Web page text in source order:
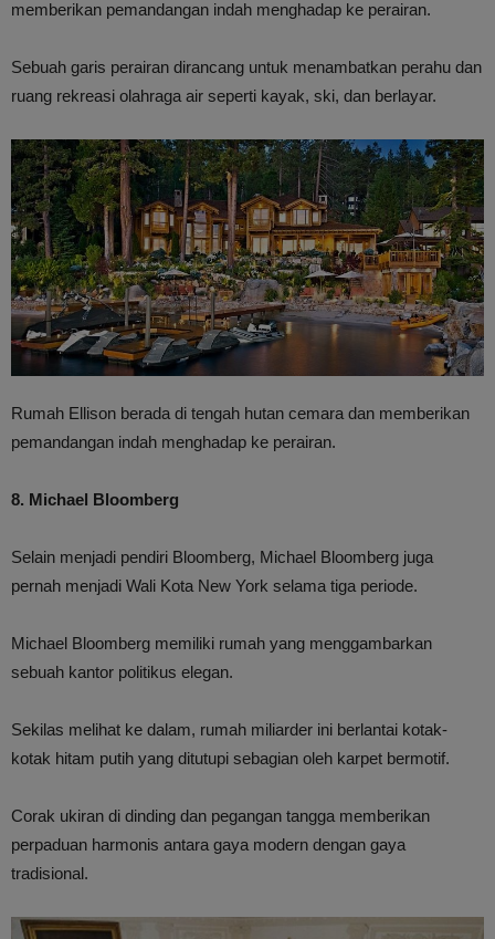
memberikan pemandangan indah menghadap ke perairan.
Sebuah garis perairan dirancang untuk menambatkan perahu dan
ruang rekreasi olahraga air seperti kayak, ski, dan berlayar.
Rumah Ellison berada di tengah hutan cemara dan memberikan
pemandangan indah menghadap ke perairan.
8. Michael Bloomberg
Selain menjadi pendiri Bloomberg, Michael Bloomberg juga
pernah menjadi Wali Kota New York selama tiga periode.
Michael Bloomberg memiliki rumah yang menggambarkan
sebuah kantor politikus elegan.
Sekilas melihat ke dalam, rumah miliarder ini berlantai kotak-
kotak hitam putih yang ditutupi sebagian oleh karpet bermotif.
Corak ukiran di dinding dan pegangan tangga memberikan
perpaduan harmonis antara gaya modern dengan gaya
tradisional.